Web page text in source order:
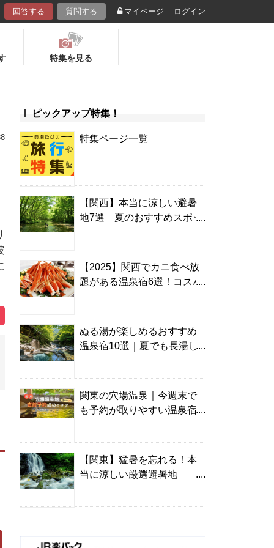
回答する 質問する マイページ ログイン
特集を見る
ピックアップ特集！
特集ページ一覧
【関西】本当に涼しい避暑
地7選 夏のおすすめスポッ
【2025】関西でカニ食べ放
題がある温泉宿6選！コスパ
ぬる湯が楽しめるおすすめ
温泉宿10選｜夏でも長湯し
関東の穴場温泉｜今週末で
も予約が取りやすい温泉宿
【関東】猛暑を忘れる！本
当に涼しい厳選避暑地